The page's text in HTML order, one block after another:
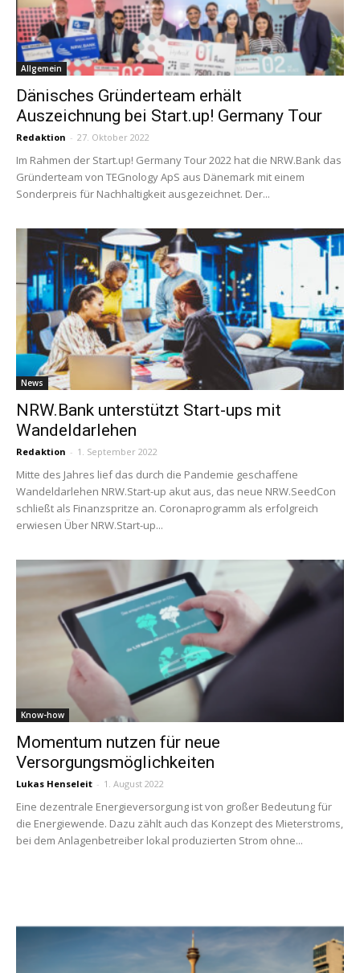
Allgemein
Dänisches Gründerteam erhält
Auszeichnung bei Start.up! Germany Tour
Redaktion - 27. Oktober 2022
Im Rahmen der Start.up! Germany Tour 2022 hat die NRW.Bank das
Gründerteam von TEGnology ApS aus Dänemark mit einem
Sonderpreis für Nachhaltigkeit ausgezeichnet. Der...
News
NRW.Bank unterstützt Start-ups mit
Wandeldarlehen
Redaktion - 1. September 2022
Mitte des Jahres lief das durch die Pandemie geschaffene
Wandeldarlehen NRW.Start-up akut aus, das neue NRW.SeedCon
schließt als Finanzspritze an. Coronaprogramm als erfolgreich
erwiesen Über NRW.Start-up...
Know-how
Momentum nutzen für neue
Versorgungsmöglichkeiten
Lukas Henseleit - 1. August 2022
Eine dezentrale Energieversorgung ist von großer Bedeutung für
die Energiewende. Dazu zählt auch das Konzept des Mieterstroms,
bei dem Anlagenbetreiber lokal produzierten Strom ohne...